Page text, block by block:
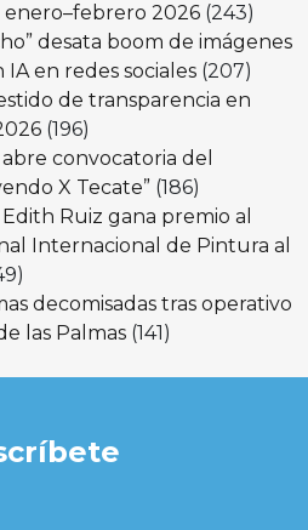
2026 (243)
desata boom de imágenes
IA en redes sociales (207)
de transparencia en
(196)
convocatoria del
X Tecate” (186)
Ruiz gana premio al
Internacional de Pintura al
decomisadas tras operativo
las Palmas (141)